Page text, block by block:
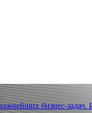
бизнес-задач.